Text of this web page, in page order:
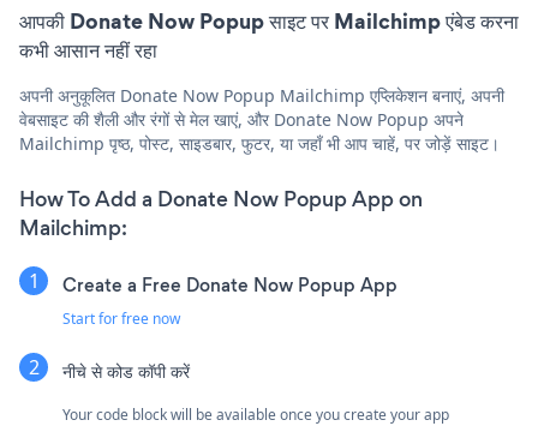
आपकी Donate Now Popup साइट पर Mailchimp एंबेड करना
कभी आसान नहीं रहा
अपनी अनुकूलित Donate Now Popup Mailchimp एप्लिकेशन बनाएं, अपनी
वेबसाइट की शैली और रंगों से मेल खाएं, और Donate Now Popup अपने
Mailchimp पृष्ठ, पोस्ट, साइडबार, फुटर, या जहाँ भी आप चाहें, पर जोड़ें साइट।
How To Add a Donate Now Popup App on
Mailchimp:
Create a Free Donate Now Popup App
Start for free now
नीचे से कोड कॉपी करें
Your code block will be available once you create your app